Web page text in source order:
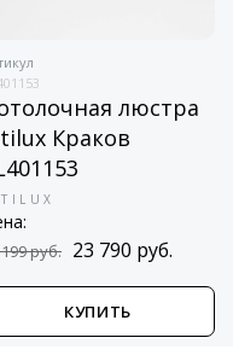
люстра
Краков
руб. 23 790 руб.
КУПИТЬ